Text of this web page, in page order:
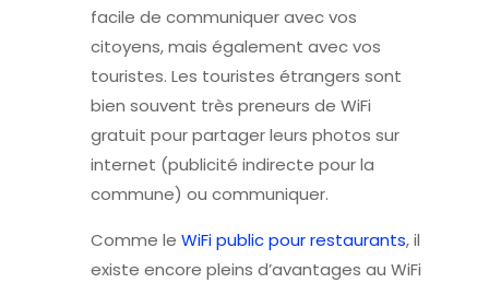
facile de communiquer avec vos
citoyens, mais également avec vos
touristes. Les touristes étrangers sont
bien souvent très preneurs de WiFi
gratuit pour partager leurs photos sur
internet (publicité indirecte pour la
commune) ou communiquer.
Comme leWiFi public pour restaurants, il
existe encore pleins d’avantages au WiFi